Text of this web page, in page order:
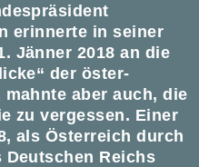
erinnerte in seiner
Jänner 2018 an die
der öster­
aber auch, die
zu ver­gessen. Einer
als Österreich durch
Deutschen Reichs